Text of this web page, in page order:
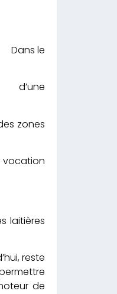
le
d’une
zones
vocation
laitières
reste
de